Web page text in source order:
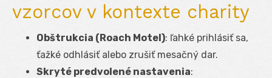
vzorcov v kontexte charity
Obštrukcia (Roach Motel): ľahké prihlásiť sa,
ťažké odhlásiť alebo zrušiť mesačný dar.
Skryté predvolené nastavenia: